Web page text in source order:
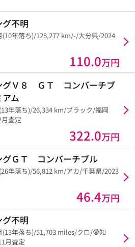
不明
(10年落ち)/128,277 km/-/大分県/2024
110.0万円
グＶ８ ＧＴ コンバーチブ
ム
年落ち)/26,334 km/ブラック/福岡
査定
322.0万円
グＧＴ コンバーチブル
年落ち)/56,812 km/アカ/千葉県/2023
46.4万円
不明
(13年落ち)/51,703 miles/クロ/愛知
月査定